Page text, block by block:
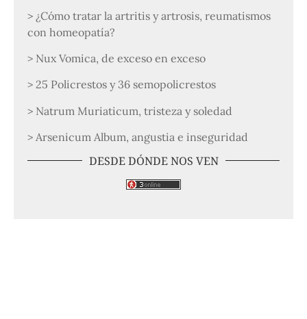
> ¿Cómo tratar la artritis y artrosis, reumatismos
con homeopatía?
> Nux Vomica, de exceso en exceso
> 25 Policrestos y 36 semopolicrestos
> Natrum Muriaticum, tristeza y soledad
> Arsenicum Album, angustia e inseguridad
DESDE DÓNDE NOS VEN